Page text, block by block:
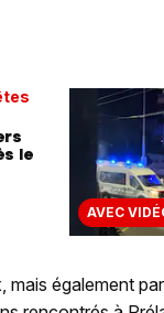
le
AVEC
également